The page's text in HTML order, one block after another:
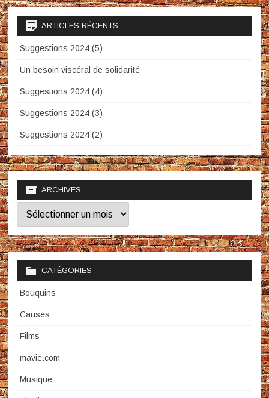
ARTICLES RÉCENTS
Suggestions 2024 (5)
Un besoin viscéral de solidarité
Suggestions 2024 (4)
Suggestions 2024 (3)
Suggestions 2024 (2)
ARCHIVES
Archives
CATÉGORIES
Bouquins
Causes
Films
mavie.com
Musique